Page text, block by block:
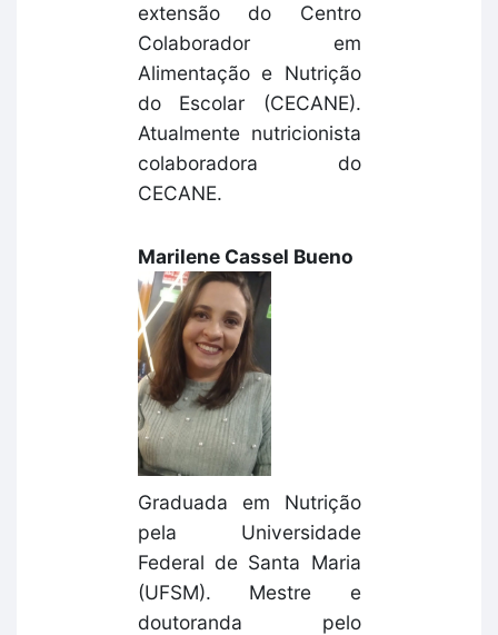
extensão do Centro
Colaborador em
Alimentação e Nutrição
do Escolar (CECANE).
Atualmente nutricionista
colaboradora do
CECANE.
Marilene Cassel Bueno
Graduada em Nutrição
pela Universidade
Federal de Santa Maria
(UFSM). Mestre e
doutoranda pelo